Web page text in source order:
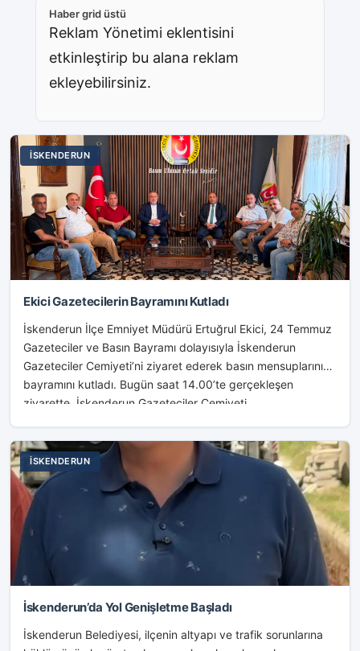
Haber grid üstü
Reklam Yönetimi eklentisini
etkinleştirip bu alana reklam
ekleyebilirsiniz.
İSKENDERUN
Ekici Gazetecilerin Bayramını Kutladı
İskenderun İlçe Emniyet Müdürü Ertuğrul Ekici, 24 Temmuz
Gazeteciler ve Basın Bayramı dolayısıyla İskenderun
Gazeteciler Cemiyeti’ni ziyaret ederek basın mensuplarının
bayramını kutladı. Bugün saat 14.00’te gerçekleşen
ziyarette, İskenderun Gazeteciler Cemiyeti...
İSKENDERUN
İskenderun’da Yol Genişletme Başladı
İskenderun Belediyesi, ilçenin altyapı ve trafik sorunlarına